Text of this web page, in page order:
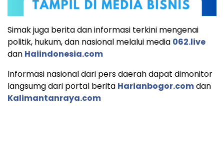
Simak juga berita dan informasi terkini mengenai
politik, hukum, dan nasional melalui media 062.live
dan Haiindonesia.com
Informasi nasional dari pers daerah dapat dimonitor
langsumg dari portal berita Harianbogor.comdan
Kalimantanraya.com